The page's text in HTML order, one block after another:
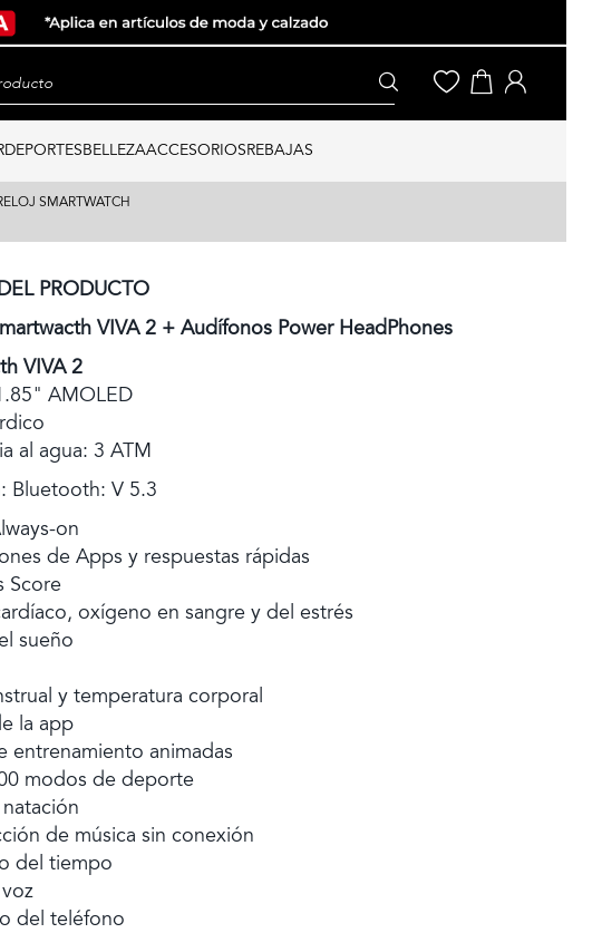
DEPORTESBELLEZAACCESORIOSREBAJAS
SMARTWATCH
PRODUCTO
VIVA 2 + Audífonos Power HeadPhones
VIVA 2
AMOLED
al agua: 3 ATM
Bluetooth: V 5.3
on
de Apps y respuestas rápidas
Score
oxígeno en sangre y del estrés
sueño
y temperatura corporal
la app
entrenamiento animadas
modos de deporte
de música sin conexión
del tiempo
del teléfono